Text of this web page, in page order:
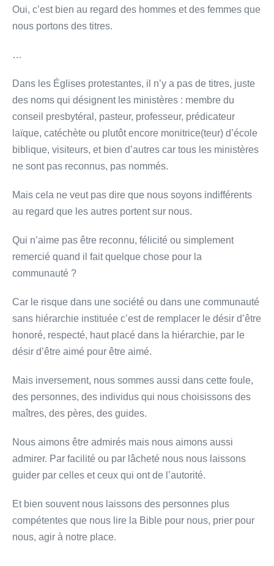
Oui, c’est bien au regard des hommes et des femmes que
nous portons des titres.
…
Dans les Églises protestantes, il n’y a pas de titres, juste
des noms qui désignent les ministères : membre du
conseil presbytéral, pasteur, professeur, prédicateur
laïque, catéchète ou plutôt encore monitrice(teur) d’école
biblique, visiteurs, et bien d’autres car tous les ministères
ne sont pas reconnus, pas nommés.
Mais cela ne veut pas dire que nous soyons indifférents
au regard que les autres portent sur nous.
Qui n’aime pas être reconnu, félicité ou simplement
remercié quand il fait quelque chose pour la
communauté ?
Car le risque dans une société ou dans une communauté
sans hiérarchie instituée c’est de remplacer le désir d’être
honoré, respecté, haut placé dans la hiérarchie, par le
désir d’être aimé pour être aimé.
Mais inversement, nous sommes aussi dans cette foule,
des personnes, des individus qui nous choisissons des
maîtres, des pères, des guides.
Nous aimons être admirés mais nous aimons aussi
admirer. Par facilité ou par lâcheté nous nous laissons
guider par celles et ceux qui ont de l’autorité.
Et bien souvent nous laissons des personnes plus
compétentes que nous lire la Bible pour nous, prier pour
nous, agir à notre place.